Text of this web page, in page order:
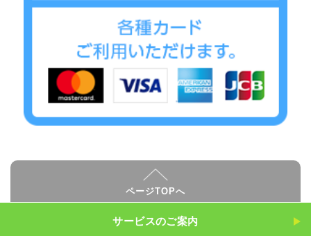
ページTOPへ
サービスのご案内